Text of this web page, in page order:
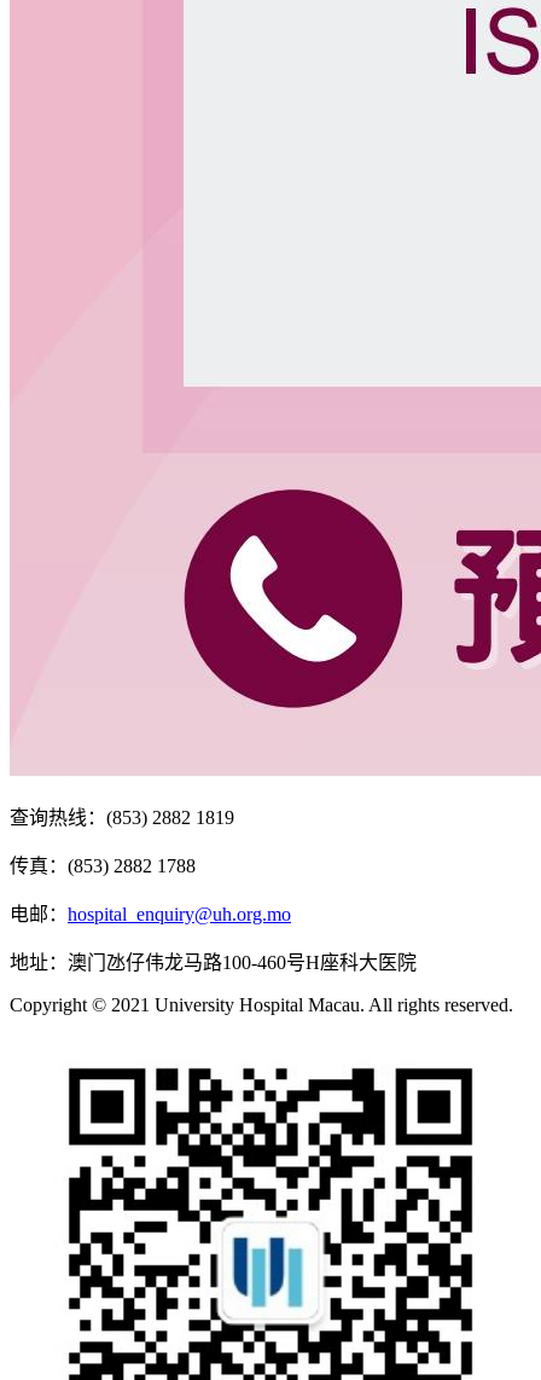
查询热线：(853) 2882 1819
传真：(853) 2882 1788
电邮： hospital_enquiry@uh.org.mo
地址：澳门氹仔伟龙马路100-460号H座科大医院
Copyright © 2021 University Hospital Macau. All rights reserved.